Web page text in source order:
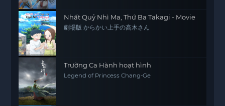
Nhất Quỷ Nhì Ma, Thứ Ba Takagi - Movie
劇場版 からかい上手の高木さん
Trường Ca Hành hoạt hình
Legend of Princess Chang-Ge